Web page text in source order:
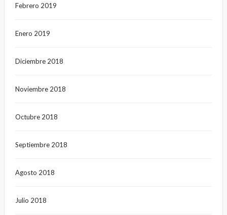
Febrero 2019
Enero 2019
Diciembre 2018
Noviembre 2018
Octubre 2018
Septiembre 2018
Agosto 2018
Julio 2018